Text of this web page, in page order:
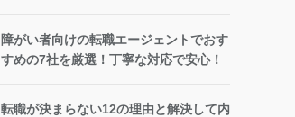
障がい者向けの転職エージェントでおす
すめの7社を厳選！丁寧な対応で安心！
転職が決まらない12の理由と解決して内